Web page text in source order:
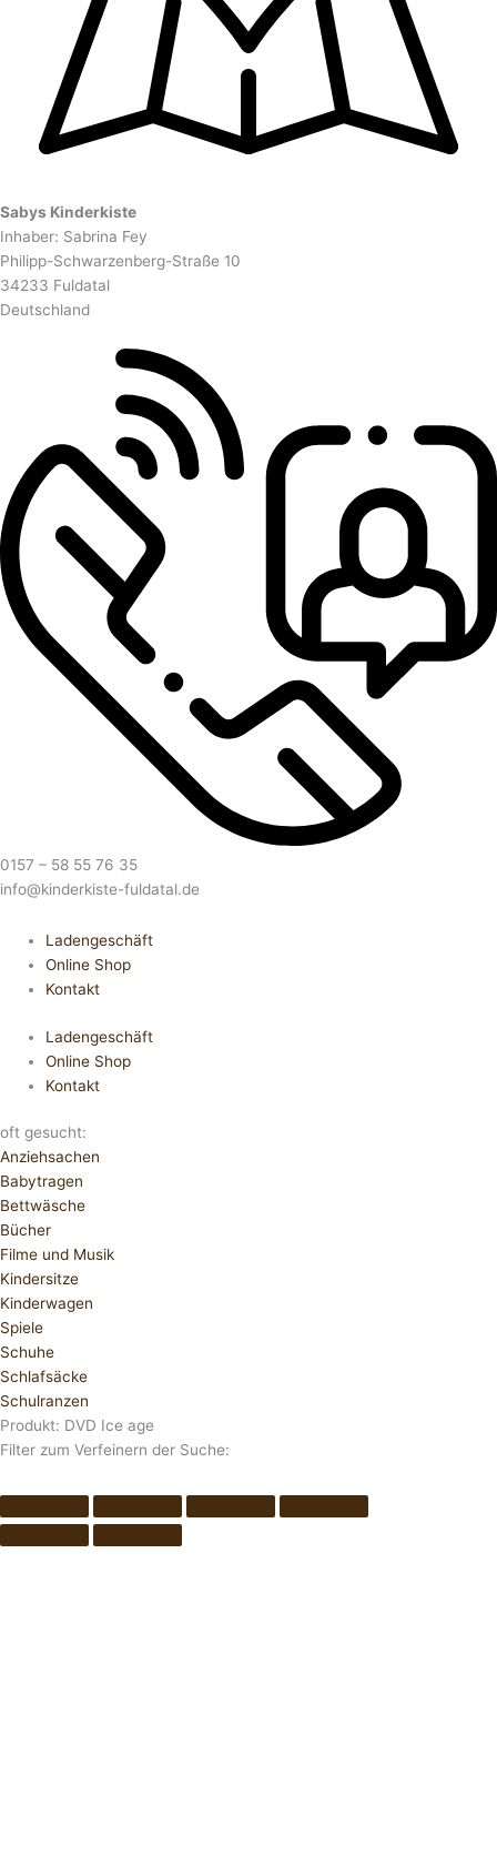
Sabys Kinderkiste
Inhaber: Sabrina Fey
Philipp-Schwarzenberg-Straße 10
34233 Fuldatal
Deutschland
0157 – 58 55 76 35
info@kinderkiste-fuldatal.de
Ladengeschäft
Online Shop
Kontakt
Ladengeschäft
Online Shop
Kontakt
oft gesucht:
Anziehsachen
Babytragen
Bettwäsche
Bücher
Filme und Musik
Kindersitze
Kinderwagen
Spiele
Schuhe
Schlafsäcke
Schulranzen
Produkt: DVD Ice age
Filter zum Verfeinern der Suche: